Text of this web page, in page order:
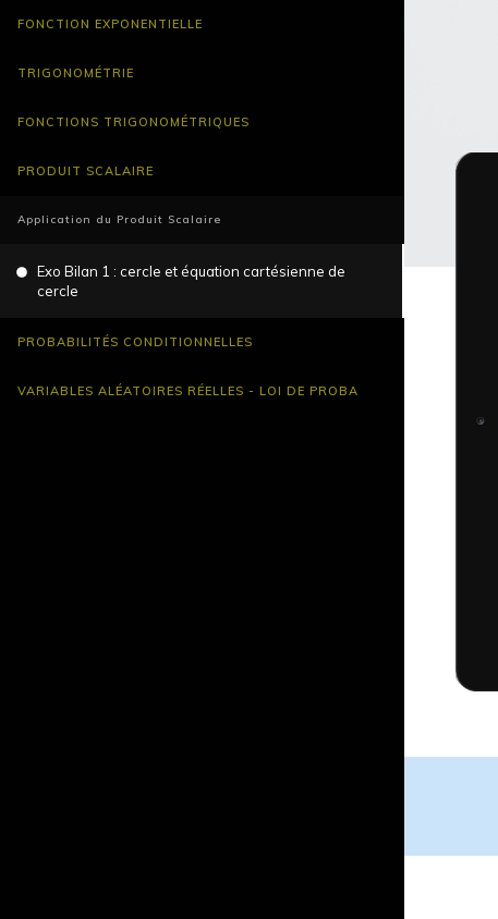
FONCTION EXPONENTIELLE
TRIGONOMÉTRIE
FONCTIONS TRIGONOMÉTRIQUES
PRODUIT SCALAIRE
Application du Produit Scalaire
Exo Bilan 1 : cercle et équation cartésienne de
cercle
PROBABILITÉS CONDITIONNELLES
VARIABLES ALÉATOIRES RÉELLES - LOI DE PROBA